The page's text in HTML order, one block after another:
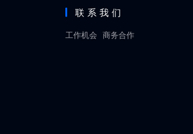
联系我们
工作机会 商务合作